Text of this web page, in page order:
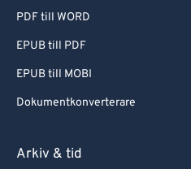
PDF till WORD
EPUB till PDF
EPUB till MOBI
Dokumentkonverterare
Arkiv & tid